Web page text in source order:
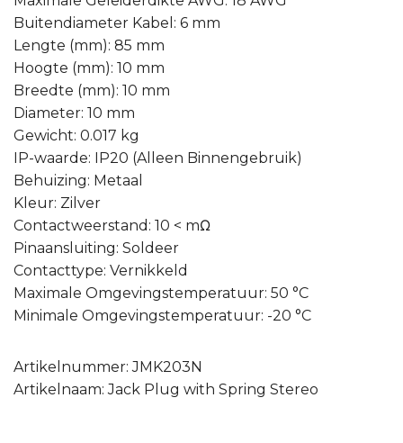
Buitendiameter Kabel: 6 mm
Lengte (mm): 85 mm
Hoogte (mm): 10 mm
Breedte (mm): 10 mm
Diameter: 10 mm
Gewicht: 0.017 kg
IP-waarde: IP20 (Alleen Binnengebruik)
Behuizing: Metaal
Kleur: Zilver
Contactweerstand: 10 < mΩ
Pinaansluiting: Soldeer
Contacttype: Vernikkeld
Maximale Omgevingstemperatuur: 50 °C
Minimale Omgevingstemperatuur: -20 °C
Artikelnummer: JMK203N
Artikelnaam: Jack Plug with Spring Stereo